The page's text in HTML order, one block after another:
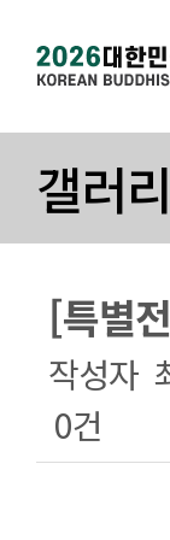
갤러리
[특별
작성자
0건